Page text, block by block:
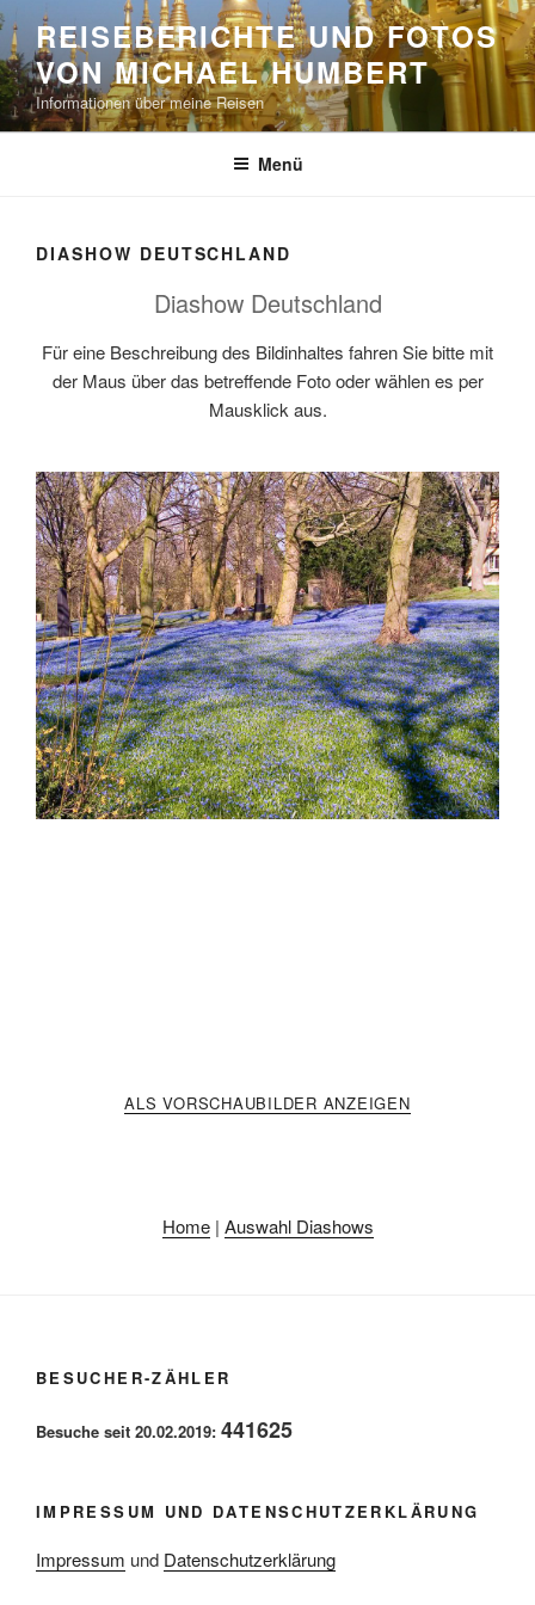
Zum
Inhalt
springen
REISEBERICHTE UND FOTOS
VON MICHAEL HUMBERT
Informationen über meine Reisen
Menü
DIASHOW DEUTSCHLAND
Diashow Deutschland
Für eine Beschreibung des Bildinhaltes fahren Sie bitte mit
der Maus über das betreffende Foto oder wählen es per
Mausklick aus.
ALS VORSCHAUBILDER ANZEIGEN
Home| Auswahl Diashows
BESUCHER-ZÄHLER
Besuche seit 20.02.2019: 441625
IMPRESSUM UND DATENSCHUTZERKLÄRUNG
Impressum und Datenschutzerklärung